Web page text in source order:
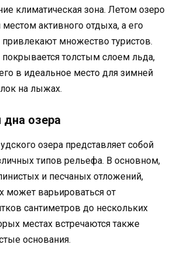
климатическая зона. Летом озеро
местом активного отдыха, а его
множество туристов.
толстым слоем льда,
в идеальное место для зимней
на лыжах.
дна озера
озера представляет собой
типов рельефа. В основном,
и песчаных отложений,
может варьироваться от
сантиметров до нескольких
местах встречаются также
основания.